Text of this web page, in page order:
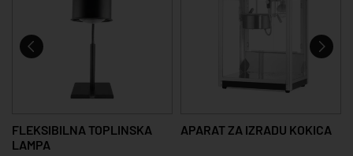
FLEKSIBILNA TOPLINSKA
LAMPA
APARAT ZA IZRADU KOKICA